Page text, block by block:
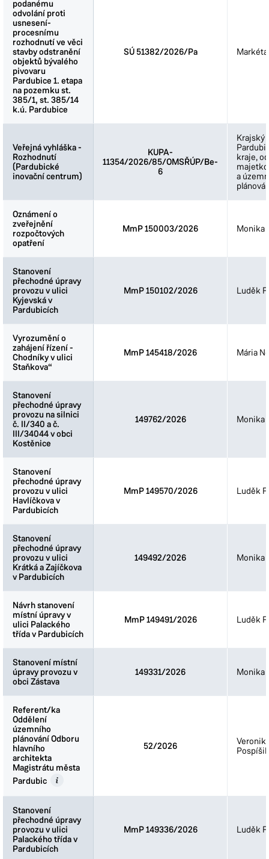
podanému
odvolání proti
usnesení-
procesnímu
rozhodnutí ve věci
stavby odstranění
objektů bývalého
pivovaru
Pardubice 1. etapa
na pozemku st.
385/1, st. 385/14
k.ú. Pardubice
SÚ 51382/2026/Pa
Veřejná vyhláška -
Rozhodnutí
(Pardubické
inovační centrum)
KUPA-
11354/2026/85/OMSŘÚP/Be-
6
Krajský
kraje,
a
Oznámení o
zveřejnění
rozpočtových
opatření
MmP 150003/2026 Monika
Stanovení
přechodné úpravy
provozu v ulici
Kyjevská v
Pardubicích
MmP 150102/2026 Luděk
Vyrozumění o
zahájení řízení -
Chodníky v ulici
Staňkova“
MmP 145418/2026 Mária
Stanovení
přechodné úpravy
provozu na silnici
č. II/340 a č.
III/34044 v obci
Kostěnice
149762/2026 Monika
Stanovení
přechodné úpravy
provozu v ulici
Havlíčkova v
Pardubicích
MmP 149570/2026 Luděk
Stanovení
přechodné úpravy
provozu v ulici
Krátká a Zajíčkova
v Pardubicích
149492/2026 Monika
Návrh stanovení
místní úpravy v
ulici Palackého
třída v Pardubicích
MmP 149491/2026 Luděk
Stanovení místní
úpravy provozu v
obci Zástava
149331/2026 Monika
Referent/ka
Oddělení
územního
plánování Odboru
hlavního
architekta
Magistrátu města
Pardubic
52/2026
Stanovení
přechodné úpravy
provozu v ulici
Palackého třída v
Pardubicích
MmP 149336/2026 Luděk
podanému
odvolání proti
usnesení-
procesnímu
rozhodnutí ve věci
stavby odstranění
objektů bývalého
pivovaru
Pardubice 1. etapa
na pozemku st.
385/1, st. 385/14
k.ú. Pardubice
Veřejná vyhláška -
Rozhodnutí
(Pardubické
inovační centrum)
Oznámení o
zveřejnění
rozpočtových
opatření
Stanovení
přechodné úpravy
provozu v ulici
Kyjevská v
Pardubicích
Vyrozumění o
zahájení řízení -
Chodníky v ulici
Staňkova“
Stanovení
přechodné úpravy
provozu na silnici
č. II/340 a č.
III/34044 v obci
Kostěnice
Stanovení
přechodné úpravy
provozu v ulici
Havlíčkova v
Pardubicích
Stanovení
přechodné úpravy
provozu v ulici
Krátká a Zajíčkova
v Pardubicích
Návrh stanovení
místní úpravy v
ulici Palackého
třída v Pardubicích
Stanovení místní
úpravy provozu v
obci Zástava
Referent/ka
Oddělení
územního
plánování Odboru
hlavního
architekta
Magistrátu města
Pardubic
Stanovení
přechodné úpravy
provozu v ulici
Palackého třída v
Pardubicích